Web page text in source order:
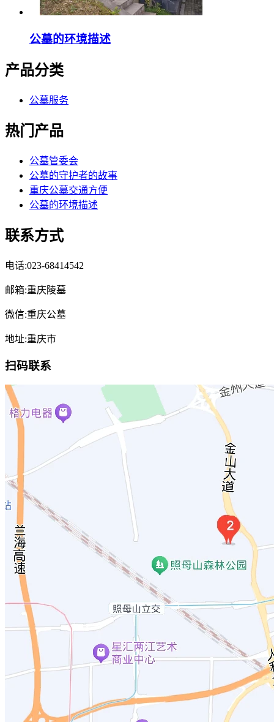
公墓的环境描述
产品分类
公墓服务
热门产品
公墓管委会
公墓的守护者的故事
重庆公墓交通方便
公墓的环境描述
联系方式
电话:023-68414542
邮箱:重庆陵墓
微信:重庆公墓
地址:重庆市
扫码联系